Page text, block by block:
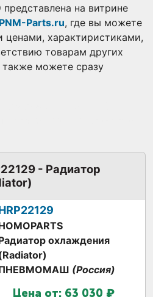
представлена на витрине
Parts.ru, где вы можете
ценами, характиристиками,
товарам других
можете сразу
- Радиатор
охлаждения
(Россия)
Цена от: 63 030 ₽